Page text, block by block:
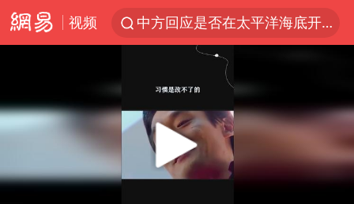
视频
中方回应是否在太平洋海底开采稀土
深圳地面沉降致车辆损坏系谣言
多地要求领导干部带头休假
今年已有4位周星驰电影配角去世